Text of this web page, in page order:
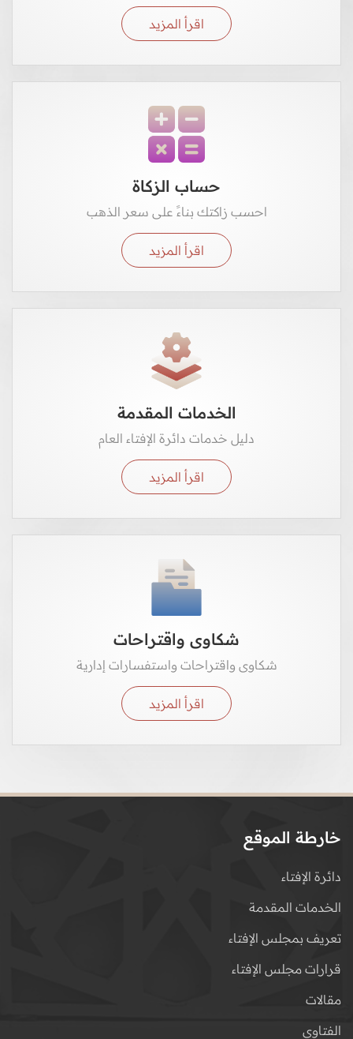
اقرأ المزيد
حساب الزكاة
احسب زاكتك بناءً على سعر الذهب
اقرأ المزيد
الخدمات المقدمة
دليل خدمات دائرة الإفتاء العام
اقرأ المزيد
شكاوى واقتراحات
شكاوى واقتراحات واستفسارات إدارية
اقرأ المزيد
خارطة الموقع
دائرة الإفتاء
الخدمات المقدمة
تعريف بمجلس الإفتاء
قرارات مجلس الإفتاء
مقالات
الفتاوى